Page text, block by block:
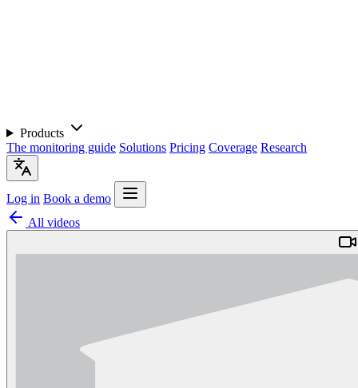
Products
The monitoring guide Solutions Pricing Coverage Research
Log in Book a demo
All videos